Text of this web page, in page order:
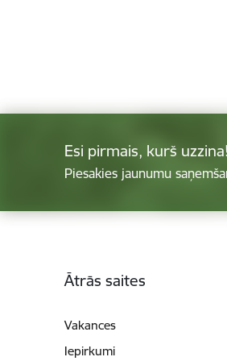
Esi pirmais, kurš uzzina!
Piesakies jaunumu
Ātrās saites
Vakances
Iepirkumi